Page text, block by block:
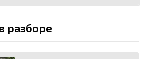
разборе